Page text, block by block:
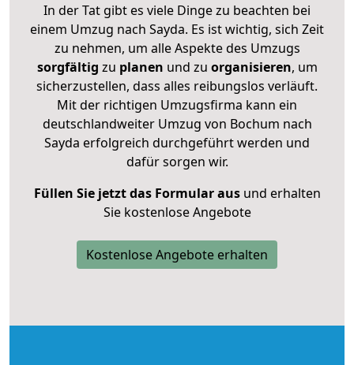
In der Tat gibt es viele Dinge zu beachten bei
einem Umzug nach Sayda. Es ist wichtig, sich Zeit
zu nehmen, um alle Aspekte des Umzugs
sorgfältig zu planen und zu organisieren, um
sicherzustellen, dass alles reibungslos verläuft.
Mit der richtigen Umzugsfirma kann ein
deutschlandweiter Umzug von Bochum nach
Sayda erfolgreich durchgeführt werden und
dafür sorgen wir.
Füllen Sie jetzt das Formular ausund erhalten
Sie kostenlose Angebote
Kostenlose Angebote erhalten